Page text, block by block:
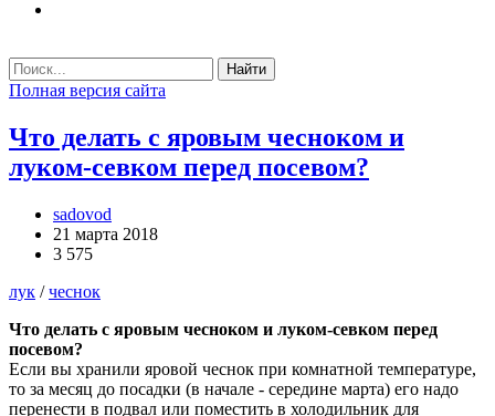
Найти
Полная версия сайта
Что делать с яровым чесноком и
луком-севком перед посевом?
sadovod
21 марта 2018
3 575
лук /чеснок
Что делать с яровым чесноком и луком-севком перед
посевом?
Если вы хранили яровой чеснок при комнатной температуре,
то за месяц до посадки (в начале - середине марта) его надо
перенести в подвал или поместить в холодильник для